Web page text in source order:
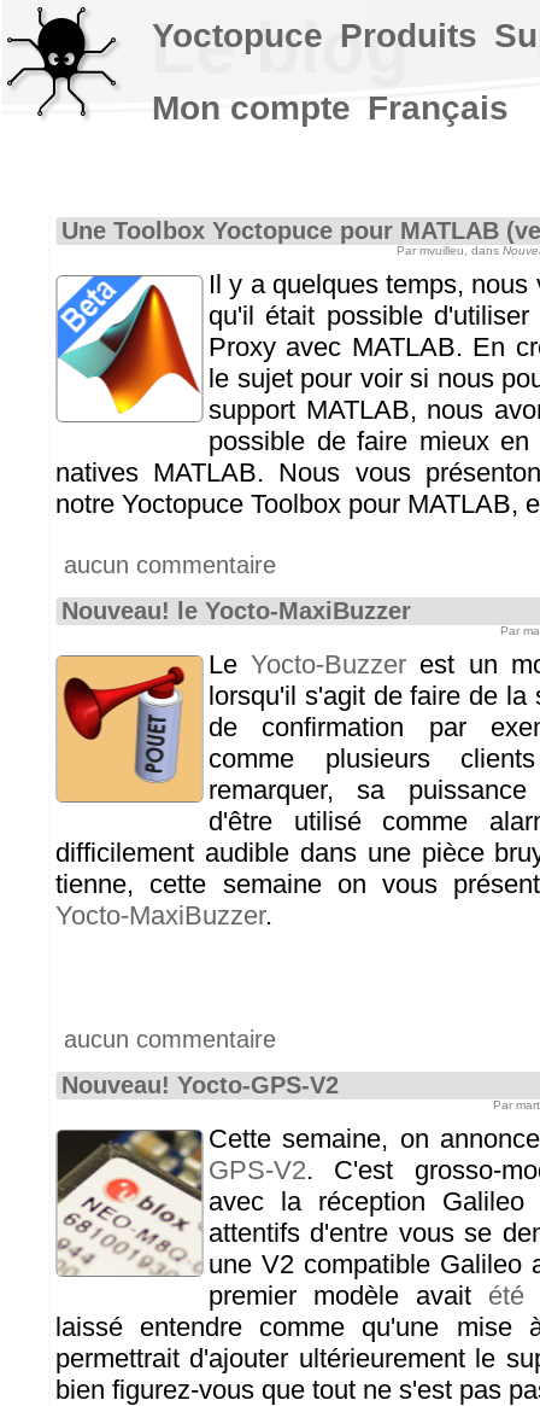
Le blog
Une Toolbox Yoctopuce pour MATLAB
Par mvuilleu, dans
Il y a quelques temps,
qu'il était possible
Proxy avec MATLAB. En
le sujet pour voir si nous
support MATLAB, nous
possible de faire mieux
natives MATLAB. Nous vous
notre Yoctopuce Toolbox pour MATLAB,
aucun commentaire
Nouveau! le Yocto-MaxiBuzzer
Par
LeYocto-Buzzer est un
lorsqu'il s'agit de faire de la
de confirmation par
comme plusieurs
remarquer, sa
d'être utilisé comme
difficilement audible dans une pièce
tienne, cette semaine on vous
Yocto-MaxiBuzzer.
aucun commentaire
Nouveau! Yocto-GPS-V2
Par
Cette semaine, on
GPS-V2. C'est grosso-
avec la réception
attentifs d'entre vous se
une V2 compatible Galileo
premier modèle avait été
laissé entendre comme qu'une mise
permettrait d'ajouter ultérieurement le
bien figurez-vous que tout ne s'est pas
Yoctopuce Produits
Mon compte Français